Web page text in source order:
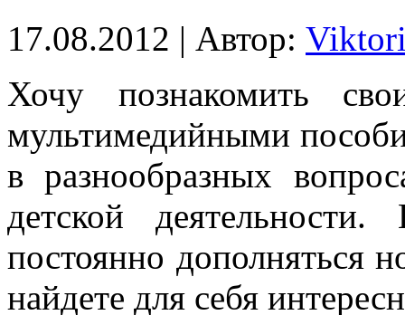
17.08.2012 | Автор:
Хочу познакомить
мультимедийными
в разнообразных
детской
постоянно дополняться
найдете для себя